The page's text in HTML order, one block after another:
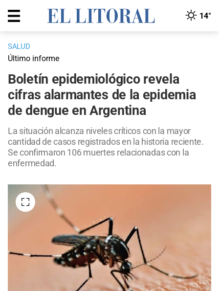
14°
SALUD
Último informe
Boletín epidemiológico revela
cifras alarmantes de la epidemia
de dengue en Argentina
La situación alcanza niveles críticos con la mayor
cantidad de casos registrados en la historia reciente.
Se confirmaron 106 muertes relacionadas con la
enfermedad.